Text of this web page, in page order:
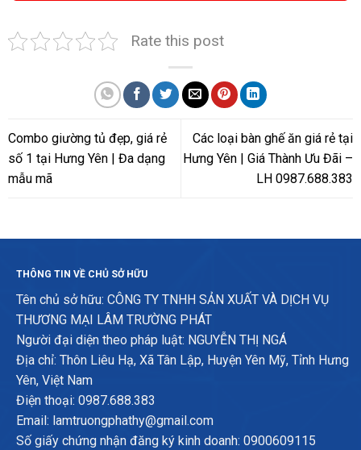
Rate this post
Combo giường tủ đẹp, giá rẻ
số 1 tại Hưng Yên | Đa dạng
mẫu mã
Các loại bàn ghế ăn giá rẻ tại
Hưng Yên | Giá Thành Ưu Đãi –
LH 0987.688.383
THÔNG TIN VỀ CHỦ SỞ HỮU
Tên chủ sở hữu: CÔNG TY TNHH SẢN XUẤT VÀ DỊCH VỤ
THƯƠNG MẠI LÂM TRƯỜNG PHÁT
Người đại diện theo pháp luật: NGUYỄN THỊ NGÁ
Địa chỉ: Thôn Liêu Hạ, Xã Tân Lập, Huyện Yên Mỹ, Tỉnh Hưng
Yên, Việt Nam
Điện thoại: 0987.688.383
Email: lamtruongphathy@gmail.com
Số giấy chứng nhận đăng ký kinh doanh: 0900609115